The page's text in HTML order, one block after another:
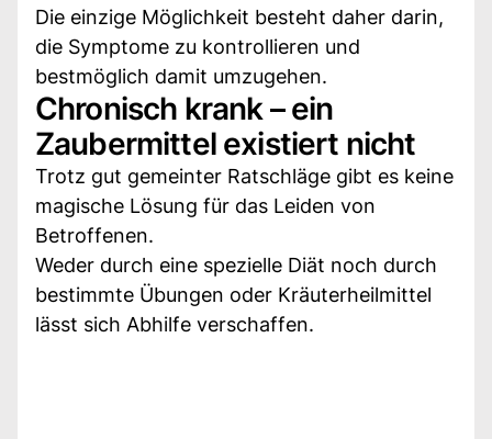
Die einzige Möglichkeit besteht daher darin,
die Symptome zu kontrollieren und
bestmöglich damit umzugehen.
Chronisch krank – ein
Zaubermittel existiert nicht
Trotz gut gemeinter Ratschläge gibt es keine
magische Lösung für das Leiden von
Betroffenen.
Weder durch eine spezielle Diät noch durch
bestimmte Übungen oder Kräuterheilmittel
lässt sich Abhilfe verschaffen.